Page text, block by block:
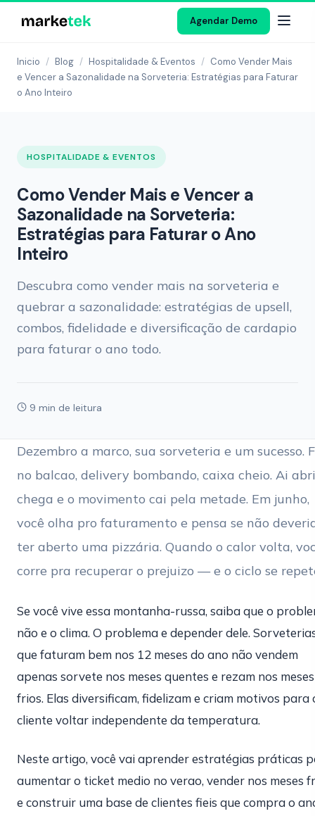
Agendar Demo
Inicio / Blog / Hospitalidade & Eventos / Como Vender Mais
e Vencer a Sazonalidade na Sorveteria: Estratégias para Faturar
o Ano Inteiro
HOSPITALIDADE & EVENTOS
Como Vender Mais e Vencer a
Sazonalidade na Sorveteria:
Estratégias para Faturar o Ano
Inteiro
Descubra como vender mais na sorveteria e
quebrar a sazonalidade: estratégias de upsell,
combos, fidelidade e diversificação de cardapio
para faturar o ano todo.
9 min de leitura
Dezembro a marco, sua sorveteria e um sucesso.
no balcao, delivery bombando, caixa cheio. Ai
chega e o movimento cai pela metade. Em junho,
você olha pro faturamento e pensa se não
ter aberto uma pizzária. Quando o calor volta,
corre pra recuperar o prejuizo — e o ciclo se
Se você vive essa montanha-russa, saiba que o
não e o clima. O problema e depender dele.
que faturam bem nos 12 meses do ano não vendem
apenas sorvete nos meses quentes e rezam nos meses
frios. Elas diversificam, fidelizam e criam motivos para
cliente voltar independente da temperatura.
Neste artigo, você vai aprender estratégias práticas
aumentar o ticket medio no verao, vender nos meses
e construir uma base de clientes fieis que compra o